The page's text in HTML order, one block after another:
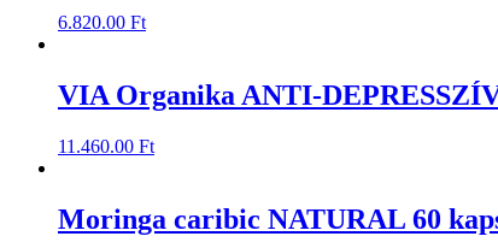
6.820.00 Ft
VIA Organika ANTI-
11.460.00 Ft
Moringa caribic NATURAL 60